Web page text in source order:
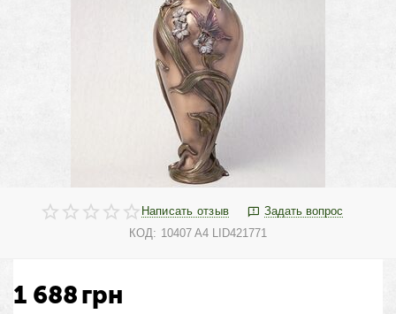
Написать отзыв
Задать вопрос
КОД: 10407 A4 LID421771
1 688грн